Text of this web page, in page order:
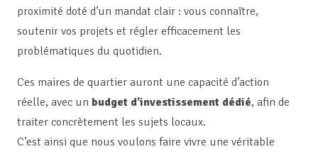
proximité doté d’un mandat clair : vous connaître,
soutenir vos projets et régler efficacement les
problématiques du quotidien.
Ces maires de quartier auront une capacité d’action
réelle, avec un budget d’investissement dédié, afin de
traiter concrètement les sujets locaux.
C’est ainsi que nous voulons faire vivre une véritable